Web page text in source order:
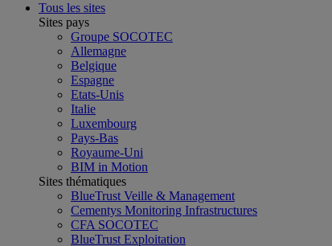
Tous les sites
Sites pays
Groupe SOCOTEC
Allemagne
Belgique
Espagne
Etats-Unis
Italie
Luxembourg
Pays-Bas
Royaume-Uni
BIM in Motion
Sites thématiques
BlueTrust Veille & Management
Cementys Monitoring Infrastructures
CFA SOCOTEC
BlueTrust Exploitation